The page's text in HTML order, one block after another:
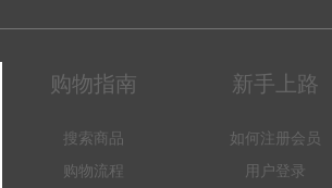
购物指南
搜索商品
购物流程
新手上路
如何注册会员
用户登录